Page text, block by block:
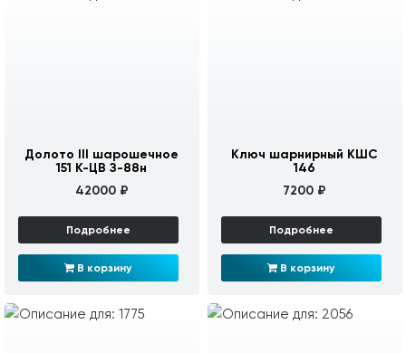
Долото III шарошечное
151 К-ЦВ З-88н
42000 ₽
Подробнее
В корзину
Ключ шарнирный КШС
146
7200 ₽
Подробнее
В корзину